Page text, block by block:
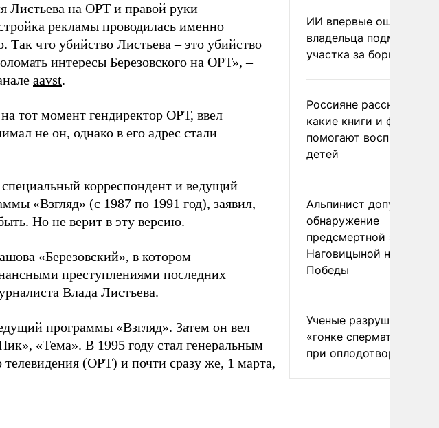
Листьева на ОРТ и правой руки
рекламы проводилась именно
Так что убийство Листьева – это убийство
интересы Березовского на ОРТ», –
aavst.
тот момент гендиректор ОРТ, ввел
не он, однако в его адрес стали
корреспондент и ведущий
«Взгляд» (с 1987 по 1991 год), заявил,
Но не верит в эту версию.
«Березовский», в котором
преступлениями последних
Влада Листьева.
программы «Взгляд». Затем он вел
«Тема». В 1995 году стал генеральным
(ОРТ) и почти сразу же, 1 марта,
ИИ впервые
владельца
участка за борщевик
Россияне рассказали,
какие книги и фильмы
помогают воспитывать
детей
Альпинист допустил
обнаружение
предсмертной записки
Наговицыной на пике
Победы
Ученые разрушили миф
«гонке
при оплодотворении